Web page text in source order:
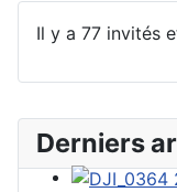
Derniers
Il y a 77 invités